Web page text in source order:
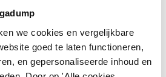
we cookies en vergelijkbare
goed te laten functioneren,
en gepersonaliseerde inhoud en